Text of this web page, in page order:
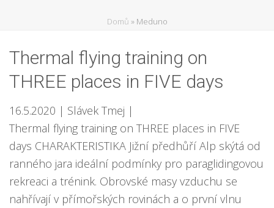
Domů » Meduno
Thermal flying training on
THREE places in FIVE days
16.5.2020 | Slávek Tmej |
Thermal flying training on THREE places in FIVE
days CHARAKTERISTIKA Jižní předhůří Alp skýtá od
ranného jara ideální podmínky pro paraglidingovou
rekreaci a trénink. Obrovské masy vzduchu se
nahřívají v přímořských rovinách a o první vlnu